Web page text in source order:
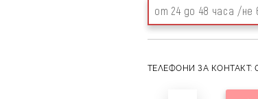
от 24 до 48 часа /
ТЕЛЕФОНИ ЗА КОНТАКТ: